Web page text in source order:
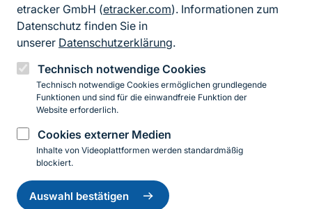
etracker GmbH (etracker.com). Informationen zum
Datenschutz finden Sie in
unserer Datenschutzerklärung.
Technisch notwendige Cookies
Technisch notwendige Cookies ermöglichen grundlegende
Funktionen und sind für die einwandfreie Funktion der
Website erforderlich.
Cookies externer Medien
Inhalte von Videoplattformen werden standardmäßig
blockiert.
Auswahl bestätigen
Einwilligung
zurückziehen
Kontaktformular
Erklärung zur Barrierefreiheit
Impressum
Datenschutz
InstagramFacebookYouTubeLinkedIn
© 2026 Bundesamt für Naturschutz